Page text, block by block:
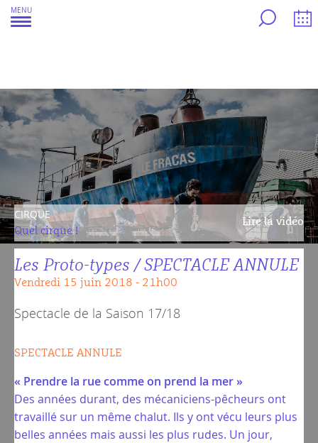
MENU
Aller
au
CIRQUE
Quel cirque !
Lire la vidéo
Les Proto-types / SPECTACLE ANNULE
vendredi 15 juin 2018 - 21h00
Spectacle de la Saison 17/18
SPECTACLE ANNULE
« Prendre la rue comme on prend la mer »
Des années durant, des mécaniciens-pêcheurs ont
travaillé sur un même chalut. Ils y ont vécu leurs plus
belles années mais aussi les plus rudes. Un jour,